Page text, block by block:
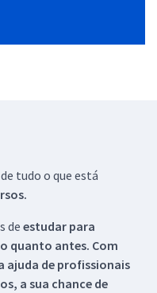
tudo o que está
de estudar para
quanto antes. Com
ajuda de profissionais
a sua chance de